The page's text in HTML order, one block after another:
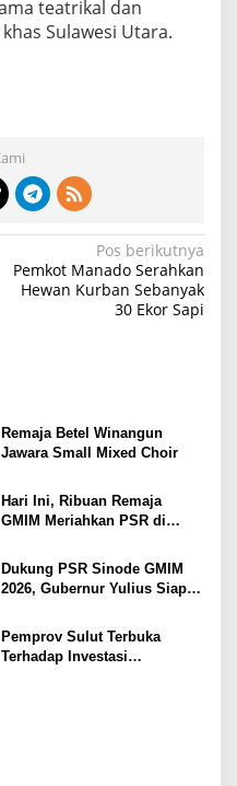
teatrikal dan
Sulawesi Utara.
Pos berikutnya
Pemkot Manado Serahkan
Hewan Kurban Sebanyak
30 Ekor Sapi
Remaja Betel Winangun
Jawara Small Mixed Choir
Hari Ini, Ribuan Remaja
GMIM Meriahkan PSR di
Dukung PSR Sinode GMIM
2026, Gubernur Yulius Siap
Pembukaan
Pemprov Sulut Terbuka
Terhadap Investasi